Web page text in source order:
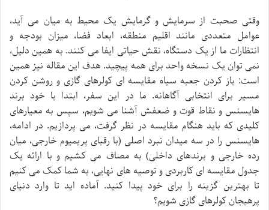
وقتی صحبت از سرمایش و گرمایش یک محیط به میان می آید،
عوامل متعددی مانند اقلیم منطقه، ابعاد فضا، میزان بودجه و
انتظارات ما از یک دستگاه، نقش حیاتی ایفا می کنند. به همین دلیل،
نمی توان یک نسخه واحد برای همه پیچید. هدف این مقاله نیز همین
است: باز کردن جعبه سیاه مقایسه ای کولرهای گازی و روشن کردن
مسیر برای انتخابی آگاهانه. ما در این سفر، ابتدا با خود برند
هایسنس و نقاط قوت و ضعفش آشنا می شویم، سپس به معیارهای
کلیدی که باید هنگام مقایسه در نظر گرفت، می پردازیم. در ادامه،
هایسنس را در سه میدان نبرد اصلی (با رقبای پریمیوم خارجی، میان
رده خارجی و برندهای داخلی) به مصاف می کشیم و با ارائه یک
جدول مقایسه ای کاربردی و توصیه های نهایی، به شما کمک می کنیم
تا بهترین گزینه را برای خود پیدا کنید. آماده اید تا وارد دنیای
پرهیجان کولرهای گازی شویم؟